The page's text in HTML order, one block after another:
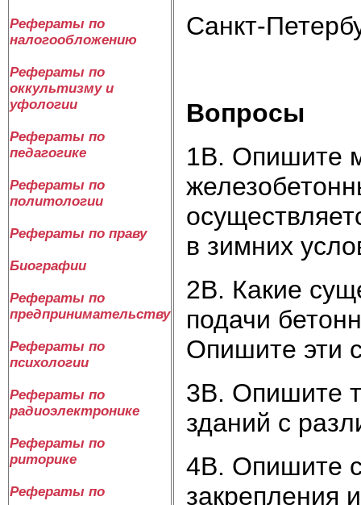
Рефераты по
налогообложению
Рефераты по
оккультизму и
уфологии
Рефераты по
педагогике
Рефераты по
политологии
Рефераты по праву
Биографии
Рефераты по
предпринимательству
Рефераты по
психологии
Рефераты по
радиоэлектронике
Рефераты по
риторике
Рефераты по
Санкт-
Вопросы
1В. Опишите
в зимних
2В. Какие
подачи
Опишите эти
3В. Опишите
зданий с
4В. Опишите
закрепления